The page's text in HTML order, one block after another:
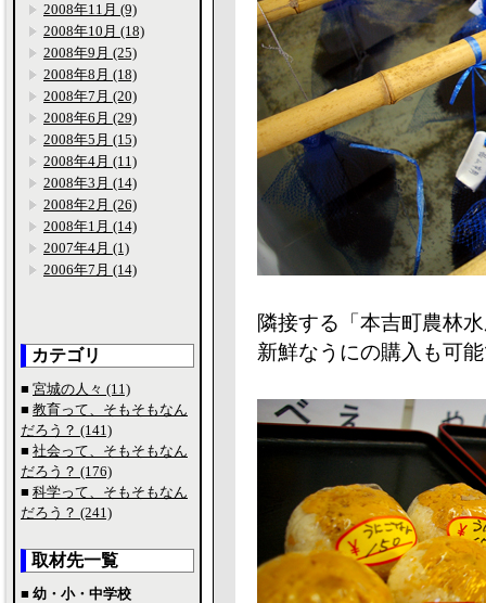
隣接する「本吉町農林
新鮮なうにの購入も可
2008年11月 (9)
2008年10月 (18)
2008年9月 (25)
2008年8月 (18)
2008年7月 (20)
2008年6月 (29)
2008年5月 (15)
2008年4月 (11)
2008年3月 (14)
2008年2月 (26)
2008年1月 (14)
2007年4月 (1)
2006年7月 (14)
カテゴリ
■ 宮城の人々 (11)
■ 教育って、そもそもなん
だろう？ (141)
■ 社会って、そもそもなん
だろう？ (176)
■ 科学って、そもそもなん
だろう？ (241)
取材先一覧
■ 幼・小・中学校